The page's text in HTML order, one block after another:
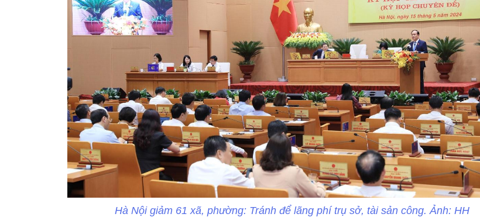
Hà Nội giảm 61 xã, phường: Tránh để lãng phí trụ sở, tài sản công. Ảnh: HH